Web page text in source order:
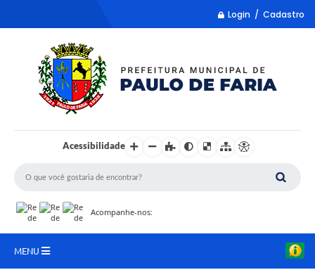
Login / Cadastro
Acessibilidade
Acompanhe-nos:
MENU